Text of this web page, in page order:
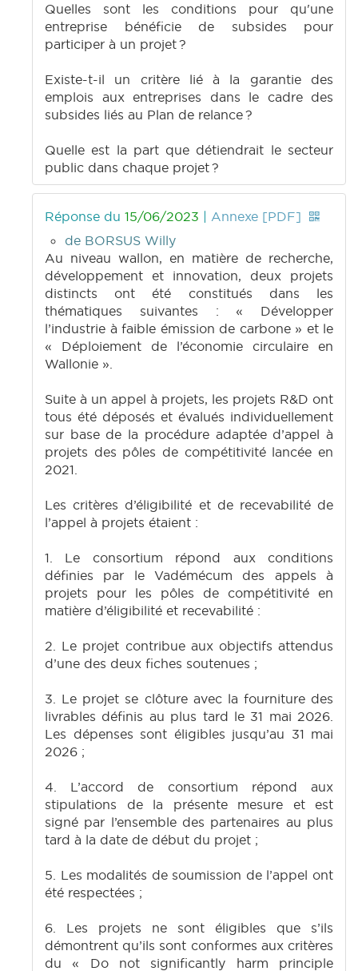
Quelles sont les conditions pour qu'une
entreprise bénéficie de subsides pour
participer à un projet ?
Existe-t-il un critère lié à la garantie des
emplois aux entreprises dans le cadre des
subsides liés au Plan de relance ?
Quelle est la part que détiendrait le secteur
public dans chaque projet ?
Réponse du 15/06/2023 | Annexe [PDF]
de BORSUS Willy
Au niveau wallon, en matière de recherche,
développement et innovation, deux projets
distincts ont été constitués dans les
thématiques suivantes : « Développer
l’industrie à faible émission de carbone » et le
« Déploiement de l’économie circulaire en
Wallonie ».
Suite à un appel à projets, les projets R&D ont
tous été déposés et évalués individuellement
sur base de la procédure adaptée d’appel à
projets des pôles de compétitivité lancée en
2021.
Les critères d’éligibilité et de recevabilité de
l’appel à projets étaient :
1. Le consortium répond aux conditions
définies par le Vadémécum des appels à
projets pour les pôles de compétitivité en
matière d’éligibilité et recevabilité :
2. Le projet contribue aux objectifs attendus
d’une des deux fiches soutenues ;
3. Le projet se clôture avec la fourniture des
livrables définis au plus tard le 31 mai 2026.
Les dépenses sont éligibles jusqu’au 31 mai
2026 ;
4. L’accord de consortium répond aux
stipulations de la présente mesure et est
signé par l’ensemble des partenaires au plus
tard à la date de début du projet ;
5. Les modalités de soumission de l’appel ont
été respectées ;
6. Les projets ne sont éligibles que s’ils
démontrent qu’ils sont conformes aux critères
du « Do not significantly harm principle